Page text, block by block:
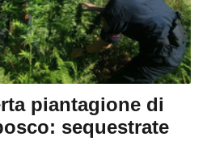
piantagione di
sequestrate